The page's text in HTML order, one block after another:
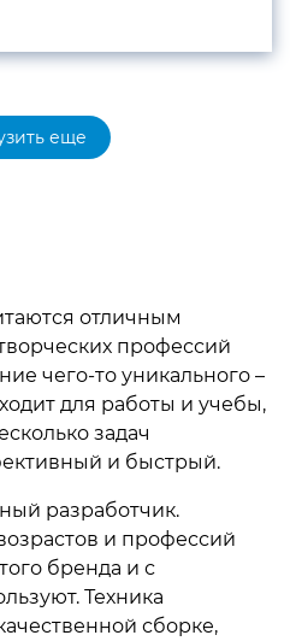
еще
отличным
профессий
чего-то уникального –
для работы и учебы,
задач
и быстрый.
разработчик.
и профессий
бренда и с
Техника
сборке,